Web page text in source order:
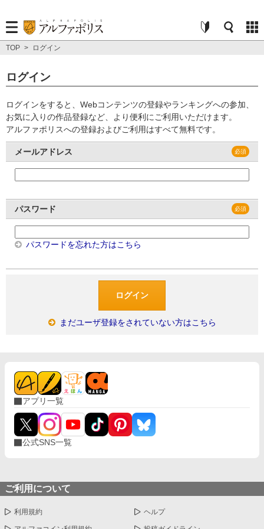
TOP > ログイン
ログイン
ログインをすると、Webコンテンツの登録やランキングへの参加、
お気に入りの作品登録など、より便利にご利用いただけます。
アルファポリスへの登録およびご利用はすべて無料です。
メールアドレス
パスワード
パスワードを忘れた方はこちら
まだユーザ登録をされていない方はこちら
アプリ一覧
公式SNS一覧
ご利用について
利用規約 ヘルプ